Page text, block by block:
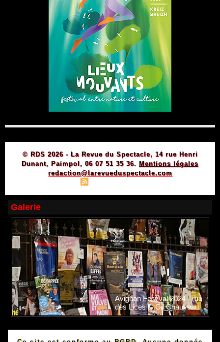
© RDS 2026 - La Revue du Spectacle, 14 rue Henri
Dunant, Paimpol, 06 07 51 35 36. Mentions légales
redaction@larevueduspectacle.com
Galerie
Avignon Festival 2024 - rue
des Lices © Gil Chauveau.